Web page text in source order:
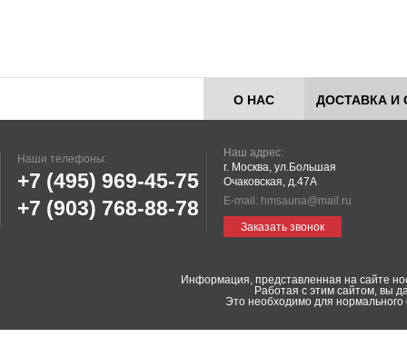
О НАС ДОСТАВКА И
Наши телефоны:
+7 (495) 969-45-75
+7 (903) 768-88-78
Наш адрес:
г. Москва, ул.Большая
Очаковская, д.47А
E-mail: hmsauna@mail.ru
Заказать звонок
Информация, представленная на сайте
Работая с этим сайтом, вы
Это необходимо для